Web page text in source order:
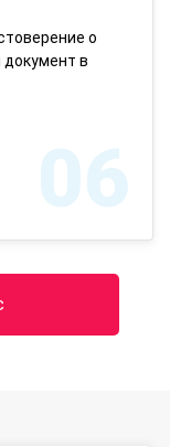
о
в
06